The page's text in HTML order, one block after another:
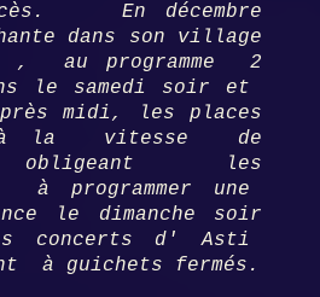
En décembre
dans son village
, au programme 2
le samedi soir et
midi, les places
à la vitesse de
les
à programmer une
le dimanche soir
d' Asti
à guichets fermés.